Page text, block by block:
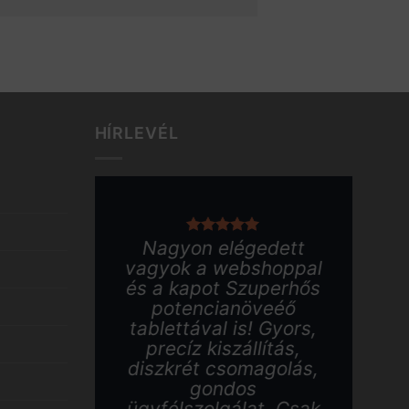
HÍRLEVÉL
Nagyon elégedett
vagyok a webshoppal
és a kapot Szuperhős
potencianöveéő
tablettával is! Gyors,
precíz kiszállítás,
diszkrét csomagolás,
gondos